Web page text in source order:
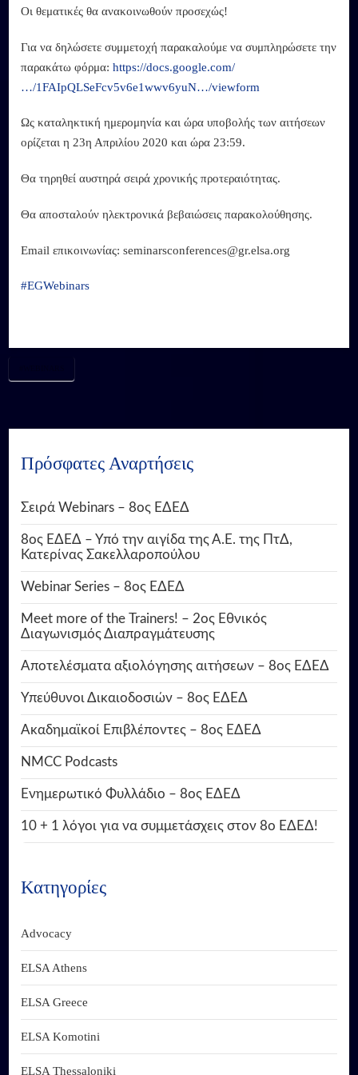
Οι θεματικές θα ανακοινωθούν προσεχώς!
Για να δηλώσετε συμμετοχή παρακαλούμε να συμπληρώσετε την
παρακάτω φόρμα:https://docs.google.com/
…/1FAIpQLSeFcv5v6e1wwv6yuN…/viewform
Ως καταληκτική ημερομηνία και ώρα υποβολής των αιτήσεων
ορίζεται η 23η Απριλίου 2020 και ώρα 23:59.
Θα τηρηθεί αυστηρά σειρά χρονικής προτεραιότητας.
Θα αποσταλούν ηλεκτρονικά βεβαιώσεις παρακολούθησης.
Email επικοινωνίας: seminarsconferences@gr.elsa.org
#EGWebinars
Πρόσφατες Αναρτήσεις
Σειρά Webinars – 8ος ΕΔΕΔ
8ος ΕΔΕΔ – Υπό την αιγίδα της Α.Ε. της ΠτΔ,
Κατερίνας Σακελλαροπούλου
Webinar Series – 8ος ΕΔΕΔ
Meet more of the Trainers! – 2ος Εθνικός
Διαγωνισμός Διαπραγμάτευσης
Αποτελέσματα αξιολόγησης αιτήσεων – 8ος ΕΔΕΔ
Υπεύθυνοι Δικαιοδοσιών – 8ος ΕΔΕΔ
Ακαδημαϊκοί Επιβλέποντες – 8ος ΕΔΕΔ
NMCC Podcasts
Ενημερωτικό Φυλλάδιο – 8ος ΕΔΕΔ
10 + 1 λόγοι για να συμμετάσχεις στον 8ο ΕΔΕΔ!
Κατηγορίες
Advocacy
ELSA Athens
ELSA Greece
ELSA Komotini
ELSA Thessaloniki